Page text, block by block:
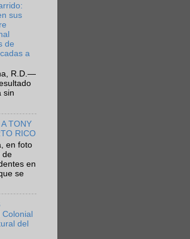
sus
de
a
R.D.—
sin
TONY
RICO
en foto
de
en
se
del